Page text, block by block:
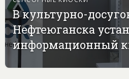
В культурно-
Нефтеюганска
информационный